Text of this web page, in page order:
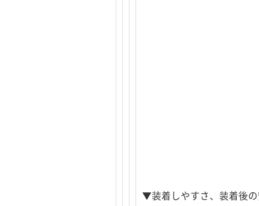
▼装着しやすさ、装着後